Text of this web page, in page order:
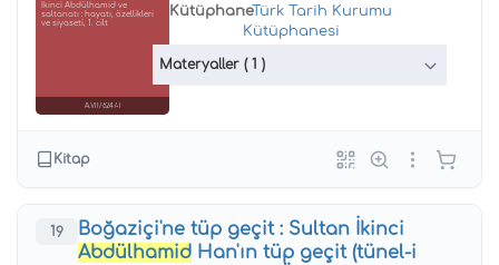
İkinci Abdülhamid ve
saltanatı : hayatı, özellikleri
ve siyaseti, 1. cilt
A.VII/6247-1
Kütüphane
:Türk Tarih Kurumu
Kütüphanesi
Materyaller ( 1 )
Kitap
19
Boğaziçi'ne tüp geçit : Sultan İkinci
Abdülhamid Han'ın tüp geçit (tünel-i